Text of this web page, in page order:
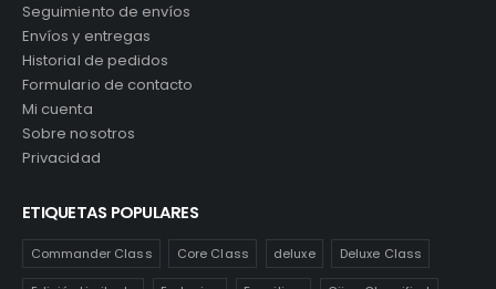
Seguimiento de envíos
Envíos y entregas
Historial de pedidos
Formulario de contacto
Mi cuenta
Sobre nosotros
Privacidad
ETIQUETAS POPULARES
Commander Class Core Class deluxe Deluxe Class